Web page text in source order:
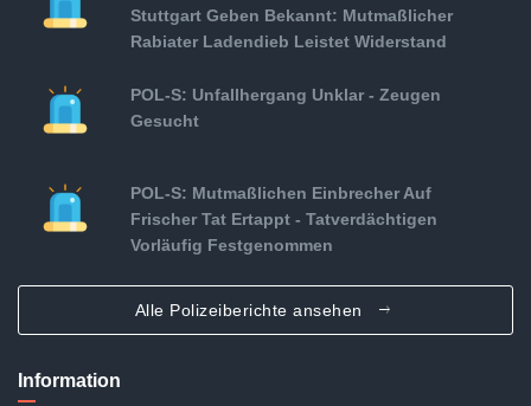
Stuttgart Geben Bekannt: Mutmaßlicher
Rabiater Ladendieb Leistet Widerstand
POL-S: Unfallhergang Unklar - Zeugen
Gesucht
POL-S: Mutmaßlichen Einbrecher Auf
Frischer Tat Ertappt - Tatverdächtigen
Vorläufig Festgenommen
Alle Polizeiberichte ansehen
Information